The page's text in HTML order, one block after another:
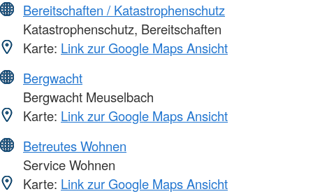
Bereitschaften / Katastrophenschutz
Katastrophenschutz, Bereitschaften
Karte: Link zur Google Maps Ansicht
Bergwacht
Bergwacht Meuselbach
Karte: Link zur Google Maps Ansicht
Betreutes Wohnen
Service Wohnen
Karte: Link zur Google Maps Ansicht